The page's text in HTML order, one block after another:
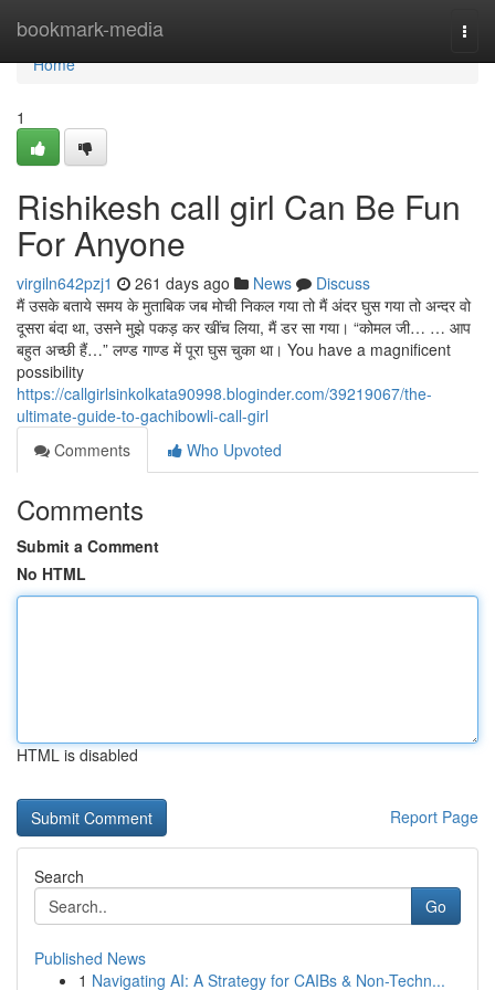
bookmark-media
Home
Home
1
Rishikesh call girl Can Be Fun
For Anyone
virgiln642pzj1 261 days ago News
Discuss
मैं उसके बताये समय के मुताबिक जब मोची निकल गया तो मैं अंदर घुस गया तो अन्दर वो
दूसरा बंदा था, उसने मुझे पकड़ कर खींच लिया, मैं डर सा गया। “कोमल जी… … आप
बहुत अच्छी हैं…” लण्ड गाण्ड में पूरा घुस चुका था। You have a magnificent
possibility
https://callgirlsinkolkata90998.bloginder.com/39219067/the-
ultimate-guide-to-gachibowli-call-girl
Comments
Who Upvoted
Comments
Submit a Comment
No HTML
HTML is disabled
Report Page
Search
Go
Published News
1 Navigating AI: A Strategy for CAIBs & Non-Techn...